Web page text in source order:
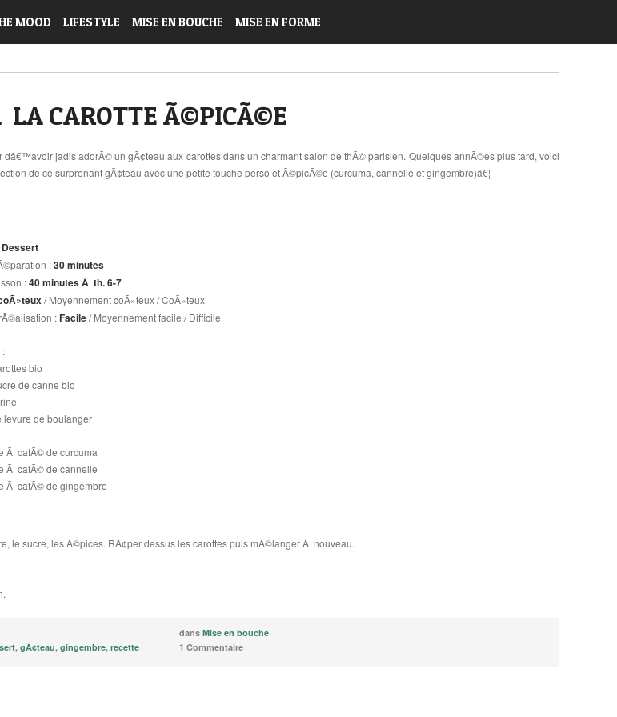
MOOD LIFESTYLE MISE EN BOUCHE MISE EN FORME
LA CAROTTE Ã©PICÃ©E
jadis adorÃ© un gÃ¢teau aux carottes dans un charmant salon de thÃ© parisien. Quelques annÃ©es plus tard, voici
de ce surprenant gÃ¢teau avec une petite touche perso et Ã©picÃ©e (curcuma, cannelle et gingembre)â€¦
Dessert
:30 minutes
:40 minutesÃ th. 6-7
/ Moyennement coÃ»teux / CoÃ»teux
:Facile/ Moyennement facile / Difficile
:
bio
de canne bio
levure de boulanger
Ã cafÃ© de curcuma
Ã cafÃ© de cannelle
Ã cafÃ© de gingembre
le sucre, les Ã©pices. RÃ¢per dessus les carottes puis mÃ©langer Ã nouveau.
dans Mise en bouche
, gÃ¢teau, gingembre, recette 1 Commentaire